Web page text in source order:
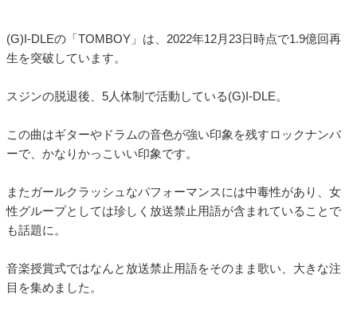
(G)I-DLEの「TOMBOY」は、2022年12月23日時点で1.9億回再
生を突破しています。
スジンの脱退後、5人体制で活動している(G)I-DLE。
この曲はギターやドラムの音色が強い印象を残すロックナンバ
ーで、かなりかっこいい印象です。
またガールクラッシュなパフォーマンスには中毒性があり、女
性グループとしては珍しく放送禁止用語が含まれていることで
も話題に。
音楽授賞式ではなんと放送禁止用語をそのまま歌い、大きな注
目を集めました。